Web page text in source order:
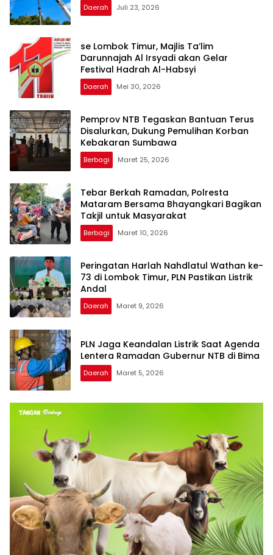
Daerah Juli 23, 2026
se Lombok Timur, Majlis Ta’lim
Darunnajah Al Irsyadi akan Gelar
Festival Hadrah Al-Habsyi
Daerah Mei 30, 2026
Pemprov NTB Tegaskan Bantuan Terus
Disalurkan, Dukung Pemulihan Korban
Kebakaran Sumbawa
Berbagi Maret 25, 2026
Tebar Berkah Ramadan, Polresta
Mataram Bersama Bhayangkari Bagikan
Takjil untuk Masyarakat
Berbagi Maret 10, 2026
Peringatan Harlah Nahdlatul Wathan ke-
73 di Lombok Timur, PLN Pastikan Listrik
Andal
Daerah Maret 9, 2026
PLN Jaga Keandalan Listrik Saat Agenda
Lentera Ramadan Gubernur NTB di Bima
Daerah Maret 5, 2026